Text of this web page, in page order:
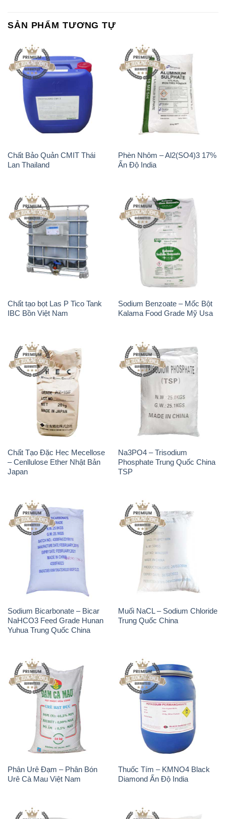
SẢN PHẨM TƯƠNG TỰ
Chất Bảo Quản CMIT Thái
Lan Thailand
Phèn Nhôm – Al2(SO4)3 17%
Ấn Độ India
Chất tạo bọt Las P Tico Tank
IBC Bồn Việt Nam
Sodium Benzoate – Mốc Bột
Kalama Food Grade Mỹ Usa
Chất Tạo Đặc Hec Mecellose
– Cenllulose Ether Nhật Bản
Japan
Na3PO4 – Trisodium
Phosphate Trung Quốc China
TSP
Sodium Bicarbonate – Bicar
NaHCO3 Feed Grade Hunan
Yuhua Trung Quốc China
Muối NaCL – Sodium Chloride
Trung Quốc China
Phân Urê Đạm – Phân Bón
Urê Cà Mau Việt Nam
Thuốc Tím – KMNO4 Black
Diamond Ấn Độ India